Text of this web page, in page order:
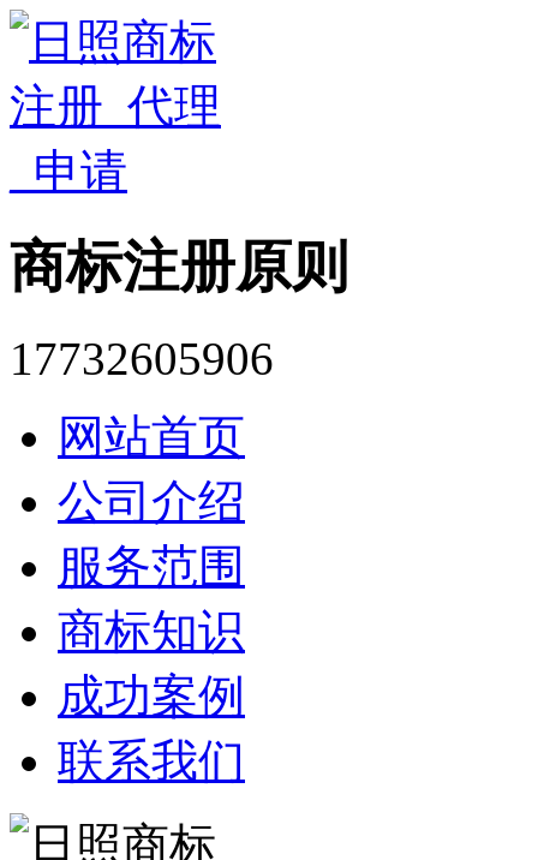
商标注册原则
17732605906
网站首页
公司介绍
服务范围
商标知识
成功案例
联系我们